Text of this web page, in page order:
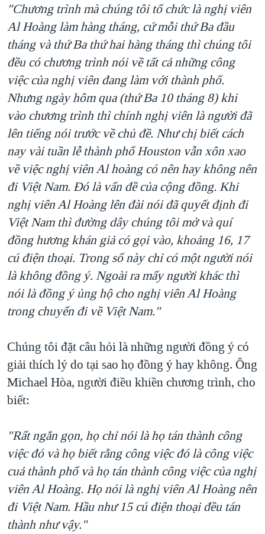
"Chương trình mà chúng tôi tổ chức là nghị viên
Al Hoàng làm hàng tháng, cứ mỗi thứ Ba đầu
tháng và thứ Ba thứ hai hàng tháng thì chúng tôi
đều có chương trình nói về tất cả những công
việc của nghị viên đang làm với thành phố.
Nhưng ngày hôm qua (thứ Ba 10 tháng 8) khi
vào chương trình thì chính nghị viên là người đã
lên tiếng nói trước về chủ đề. Như chị biết cách
nay vài tuần lễ thành phố Houston vẫn xôn xao
về việc nghị viên Al hoàng có nên hay không nên
đi Việt Nam. Đó là vấn đề của cộng đồng. Khi
nghị viên Al Hoàng lên đài nói đã quyết định đi
Việt Nam thì đường dây chúng tôi mở và quí
đồng hương khán giả có gọi vào, khoảng 16, 17
cú điện thoại. Trong số này chỉ có một người nói
là không đồng ý. Ngoài ra mấy người khác thì
nói là đồng ý ủng hộ cho nghị viên Al Hoàng
trong chuyến đi về Việt Nam."
Chúng tôi đặt câu hỏi là những người đồng ý có
giải thích lý do tại sao họ đồng ý hay không. Ông
Michael Hòa, người điều khiền chương trình, cho
biết:
"Rất ngắn gọn, họ chỉ nói là họ tán thành công
việc đó và họ biết rằng công việc đó là công việc
cuả thành phố và họ tán thành công việc của nghị
viên Al Hoàng. Họ nói là nghị viên Al Hoàng nên
đi Việt Nam. Hầu như 15 cú điện thoại đều tán
thành như vậy."